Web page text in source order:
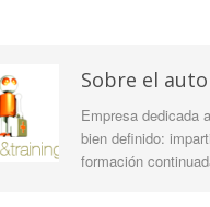
Sobre el
Empresa dedicada
bien definido:
formación